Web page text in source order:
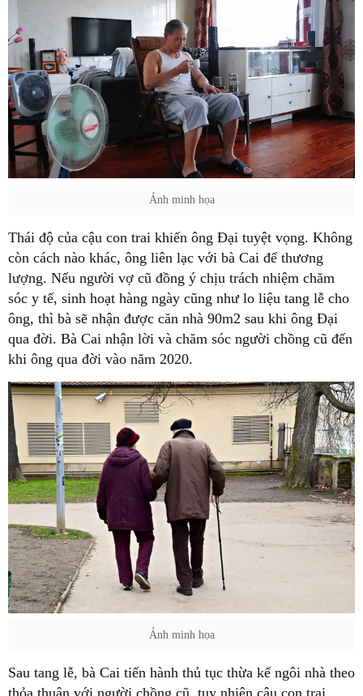
Ảnh minh họa
Thái độ của cậu con trai khiến ông Đại tuyệt vọng. Không
còn cách nào khác, ông liên lạc với bà Cai để thương
lượng. Nếu người vợ cũ đồng ý chịu trách nhiệm chăm
sóc y tế, sinh hoạt hàng ngày cũng như lo liệu tang lễ cho
ông, thì bà sẽ nhận được căn nhà 90m2 sau khi ông Đại
qua đời. Bà Cai nhận lời và chăm sóc người chồng cũ đến
khi ông qua đời vào năm 2020.
Ảnh minh họa
Sau tang lễ, bà Cai tiến hành thủ tục thừa kế ngôi nhà theo
thỏa thuận với người chồng cũ, tuy nhiên cậu con trai